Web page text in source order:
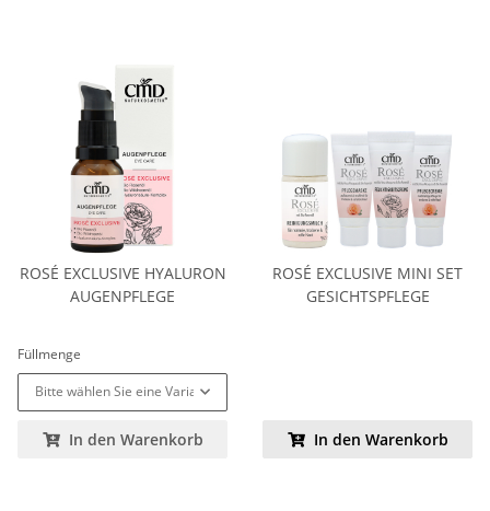
ROSÉ EXCLUSIVE HYALURON
AUGENPFLEGE
Füllmenge
Bitte wählen Sie eine Variation.
In den Warenkorb
ROSÉ EXCLUSIVE MINI SET
GESICHTSPFLEGE
In den Warenkorb